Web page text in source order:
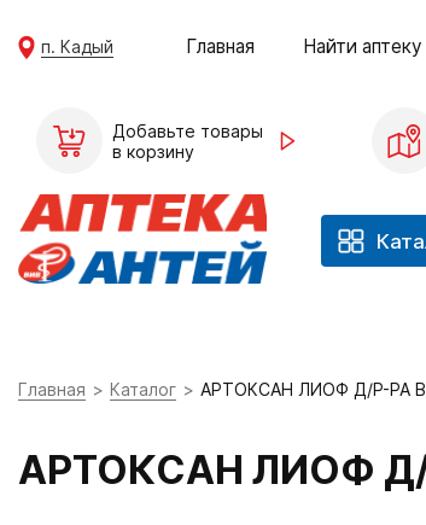
п. Кадый Главная Найти аптеку
Добавьте товары
в корзину
Главная Каталог АРТОКСАН ЛИОФ Д/Р-РА
АРТОКСАН ЛИОФ